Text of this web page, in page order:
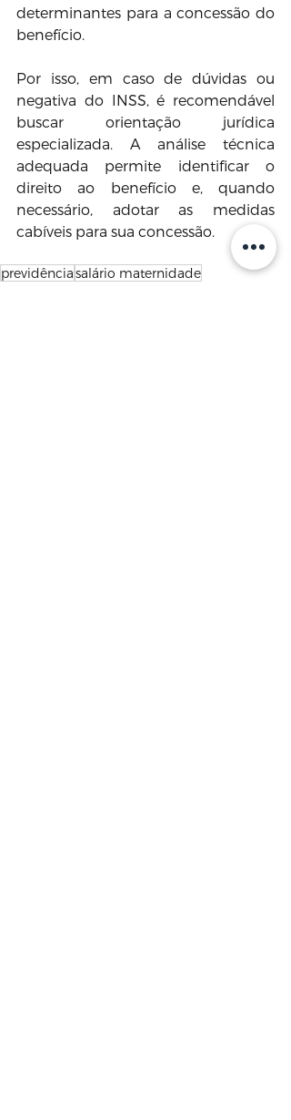
determinantes para a concessão do
benefício.
Por isso, em caso de dúvidas ou
negativa do INSS, é recomendável
buscar orientação jurídica
especializada. A análise técnica
adequada permite identificar o
direito ao benefício e, quando
necessário, adotar as medidas
cabíveis para sua concessão.
previdênciasalário maternidade